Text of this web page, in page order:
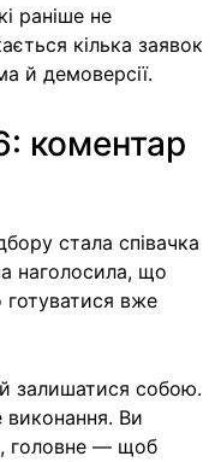
раніше не
кілька заявок
й демоверсії.
коментар
стала співачка
наголосила, що
готуватися вже
залишатися собою.
виконання. Ви
головне — щоб